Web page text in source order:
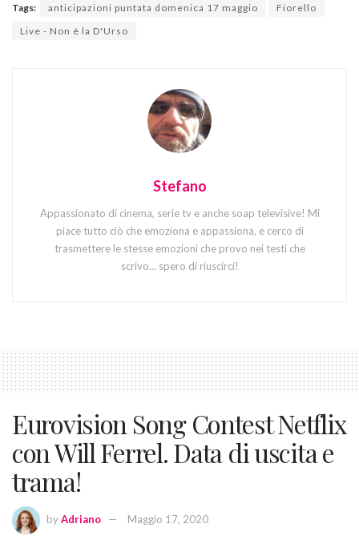
Tags: anticipazioni puntata domenica 17 maggio
Fiorello
Live - Non è la D'Urso
Stefano
Appassionato di cinema, serie tv e anche soap televisive! Mi
piace tutto ciò che emoziona e appassiona, e cerco di
trasmettere le stesse emozioni che provo nei testi che
scrivo... spero di riuscirci!
Eurovision Song Contest Netflix
con Will Ferrel. Data di uscita e
trama!
byAdriano Maggio 17, 2020